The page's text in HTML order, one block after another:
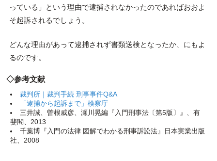
っている」という理由で逮捕されなかったのであればおおよ
そ起訴されるでしょう。
どんな理由があって逮捕されず書類送検となったか、にもよ
るのです。
◇参考文献
裁判所｜裁判手続 刑事事件Q&A
「逮捕から起訴まで」検察庁
三井誠、曽根威彦、瀬川晃編『入門刑事法〔第5版〕』、有
斐閣、2013
千葉博『入門の法律 図解でわかる刑事訴訟法』日本実業出版
社、2008